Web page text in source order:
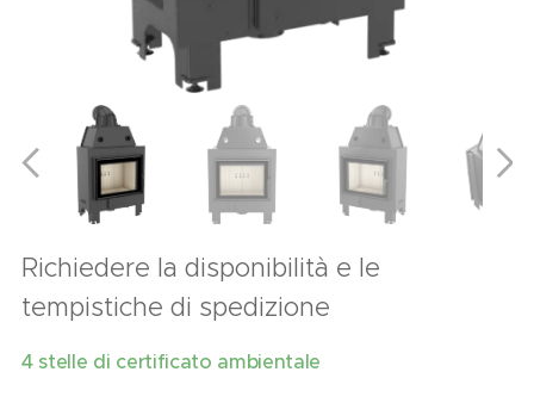
Richiedere la disponibilità e le
tempistiche di spedizione
4 stelle di certificato ambientale